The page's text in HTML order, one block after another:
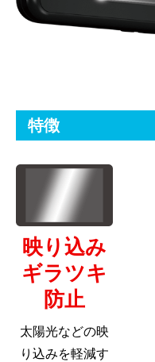
特徴
映り込み
ギラツキ
防止
太陽光などの映
り込みを軽減す